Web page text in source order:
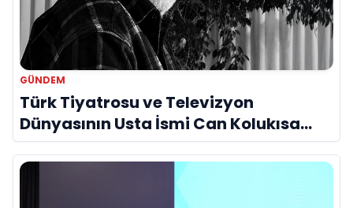
GÜNDEM
Türk Tiyatrosu ve Televizyon
Dünyasının Usta İsmi Can Kolukısa
Hayatını Kaybetti